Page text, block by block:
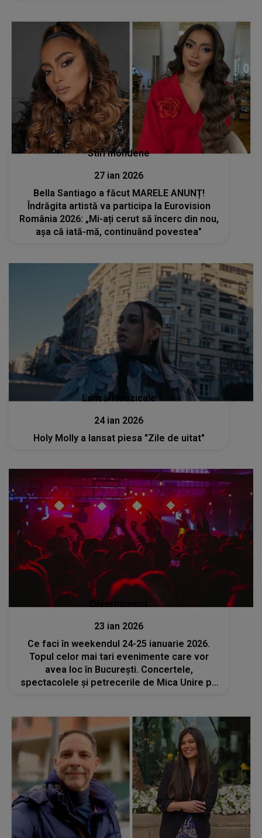
Stiri mondene
27 ian 2026
Bella Santiago a făcut MARELE ANUNȚ!
Îndrăgita artistă va participa la Eurovision
România 2026: „Mi-ați cerut să încerc din nou,
așa că iată-mă, continuând povestea”
Lansări muzicale
24 ian 2026
Holy Molly a lansat piesa "Zile de uitat"
Divertisment
23 ian 2026
Ce faci în weekendul 24-25 ianuarie 2026.
Topul celor mai tari evenimente care vor
avea loc în București. Concertele,
spectacolele și petrecerile de Mica Unire pe